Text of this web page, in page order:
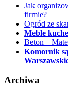
Jak
firmie?
Ogród ze
Meble
Beton –
Komornik
Archiwa